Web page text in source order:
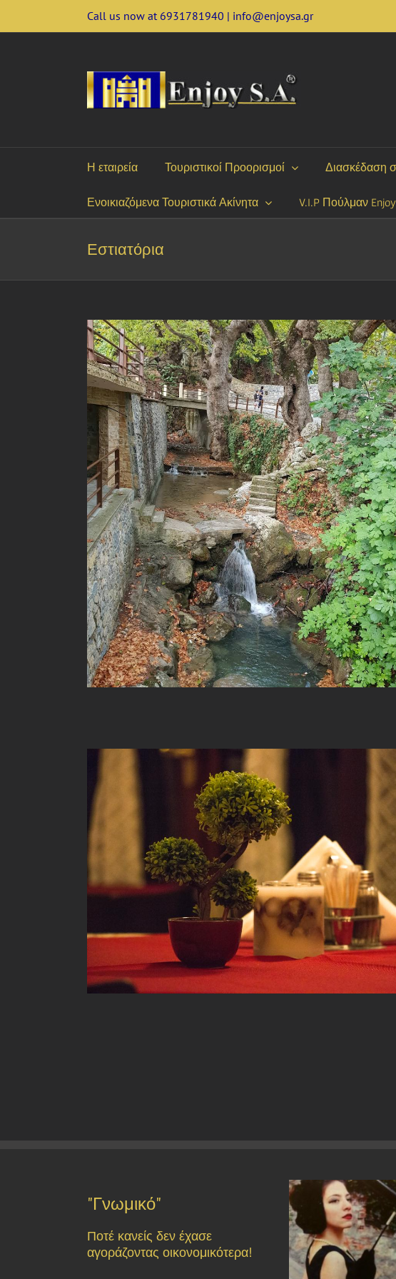
Call us now at 6931781940 | info@enjoysa.gr
Η εταιρεία Τουριστικοί Προορισμοί Διασκέδαση
Ενοικιαζόμενα Τουριστικά Ακίνητα V.I.P Πούλμαν
Εστιατόρια
"Γνωμικό"
Ποτέ κανείς δεν έχασε
αγοράζοντας οικονομικότερα!